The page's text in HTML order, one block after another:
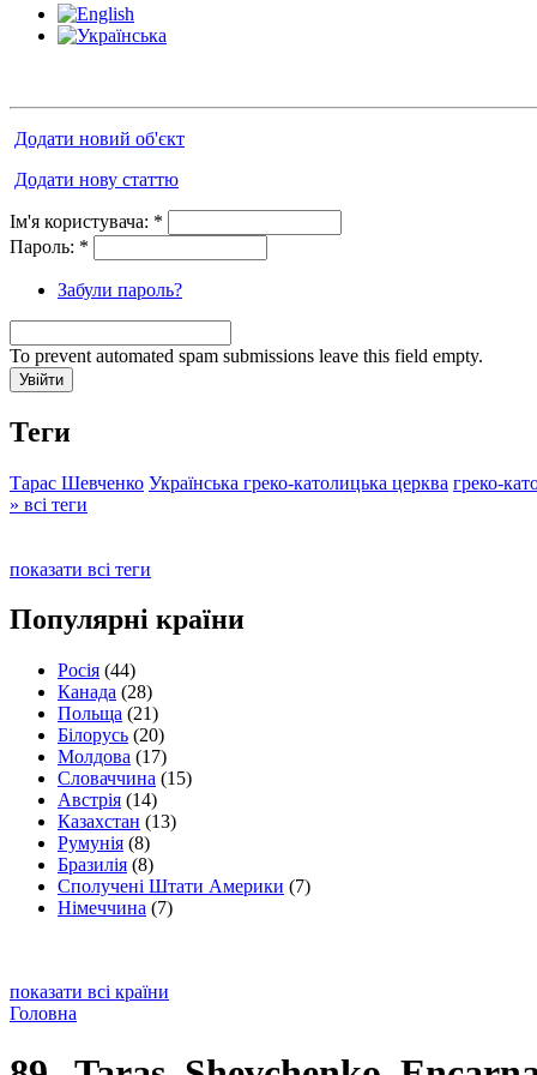
Додати новий об'єкт
Додати нову статтю
Ім'я користувача: *
Пароль: *
Забули пароль?
To prevent automated spam submissions leave this field empty.
Теги
Тарас Шевченко Українська греко-католицька церква греко-
» всі теги
показати всі теги
Популярні країни
Росія (44)
Канада (28)
Польща (21)
Білорусь (20)
Молдова (17)
Словаччина (15)
Австрія (14)
Казахстан (13)
Румунія (8)
Бразилія (8)
Сполучені Штати Америки (7)
Німеччина (7)
показати всі країни
Головна